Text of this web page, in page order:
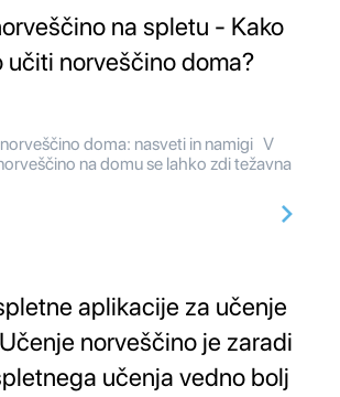
na spletu - Kako
učiti norveščino doma?
doma: nasveti in namigi V
na domu se lahko zdi težavna
aplikacije za učenje
norveščino je zaradi
učenja vedno bolj